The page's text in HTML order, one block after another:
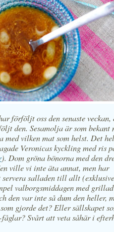
förföljt oss den senaste veckan,
den. Sesamolja är som bekant
med vilken mat som helst. Det
Veronicas kyckling med ris
). Dom gröna bönorna med den
ville vi inte äta annat, men har
servera salladen till allt
valborgsmiddagen med
den var inte så dum den heller,
gjorde det? Eller sällskapet
Svårt att veta såhär i